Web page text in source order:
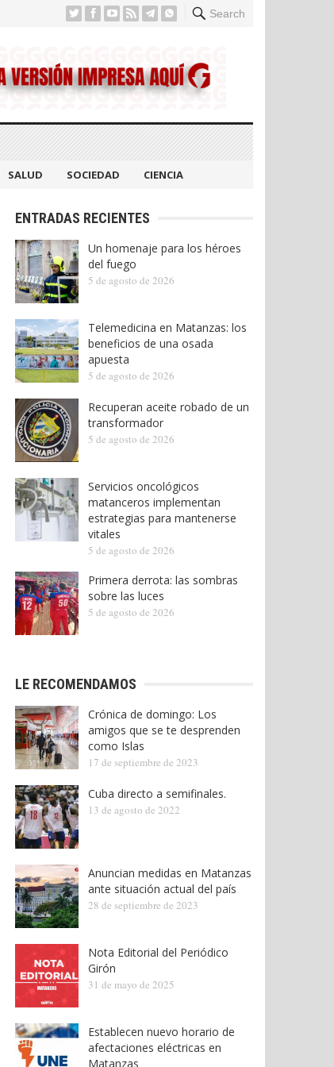
Search
SALUD SOCIEDAD CIENCIA
ENTRADAS RECIENTES
Un homenaje para los héroes
del fuego
5 de agosto de 2026
Telemedicina en Matanzas: los
beneficios de una osada
apuesta
5 de agosto de 2026
Recuperan aceite robado de un
transformador
5 de agosto de 2026
Servicios oncológicos
matanceros implementan
estrategias para mantenerse
vitales
5 de agosto de 2026
Primera derrota: las sombras
sobre las luces
5 de agosto de 2026
LE RECOMENDAMOS
Crónica de domingo: Los
amigos que se te desprenden
como Islas
17 de septiembre de 2023
Cuba directo a semifinales.
13 de agosto de 2022
Anuncian medidas en Matanzas
ante situación actual del país
28 de septiembre de 2023
Nota Editorial del Periódico
Girón
31 de mayo de 2025
Establecen nuevo horario de
afectaciones eléctricas en
Matanzas